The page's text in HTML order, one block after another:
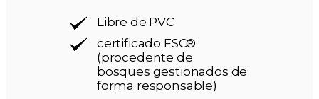
Libre de PVC
certificado FSC®
(procedente de
bosques gestionados de
forma responsable)